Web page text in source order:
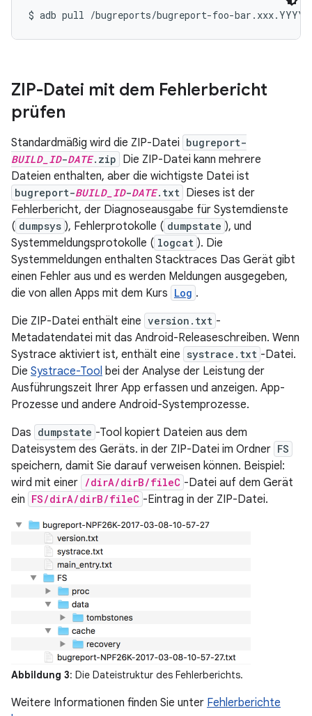
ZIP-Datei mit dem Fehlerbericht
prüfen
Standardmäßig wird die ZIP-Datei bugreport-
BUILD_ID-DATE.zip Die ZIP-Datei kann mehrere
Dateien enthalten, aber die wichtigste Datei ist
bugreport-BUILD_ID-DATE.txt Dieses ist der
Fehlerbericht, der Diagnoseausgabe für Systemdienste
( dumpsys ), Fehlerprotokolle ( dumpstate ), und
Systemmeldungsprotokolle ( logcat ). Die
Systemmeldungen enthalten Stacktraces Das Gerät gibt
einen Fehler aus und es werden Meldungen ausgegeben,
die von allen Apps mit dem Kurs Log .
Die ZIP-Datei enthält eine version.txt -
Metadatendatei mit das Android-Releaseschreiben. Wenn
Systrace aktiviert ist, enthält eine systrace.txt -Datei.
Die Systrace-Tool bei der Analyse der Leistung der
Ausführungszeit Ihrer App erfassen und anzeigen. App-
Prozesse und andere Android-Systemprozesse.
Das dumpstate -Tool kopiert Dateien aus dem
Dateisystem des Geräts. in der ZIP-Datei im Ordner FS
speichern, damit Sie darauf verweisen können. Beispiel:
wird mit einer /dirA/dirB/fileC -Datei auf dem Gerät
ein FS/dirA/dirB/fileC -Eintrag in der ZIP-Datei.
Abbildung 3: Die Dateistruktur des Fehlerberichts.
Weitere Informationen finden Sie unter Fehlerberichte